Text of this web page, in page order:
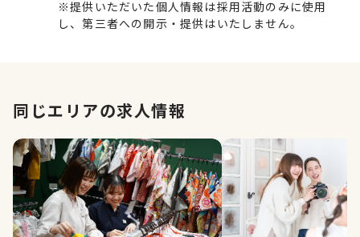
※提供いただいた個人情報は採用活動のみに使用
し、第三者への開示・提供はいたしません。
同じエリアの求人情報